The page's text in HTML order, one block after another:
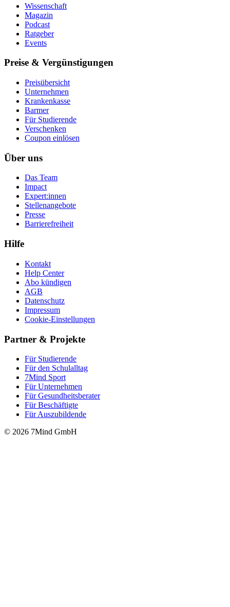
Wissenschaft
Magazin
Podcast
Ratgeber
Events
Preise & Vergünstigungen
Preisübersicht
Unternehmen
Krankenkasse
Barmer
Für Studierende
Ver­schen­ken
Coupon einlösen
Über uns
Das Team
Impact
Expert:innen
Stellenangebote
Presse
Barrierefreiheit
Hilfe
Kontakt
Help Center
Abo kündigen
AGB
Datenschutz
Impressum
Cookie-Einstellungen
Partner & Projekte
Für Stu­die­rende
Für den Schulalltag
7Mind Sport
Für Unter­neh­men
Für Gesund­heits­be­ra­ter
Für Beschäftigte
Für Auszubildende
© 2026 7Mind GmbH